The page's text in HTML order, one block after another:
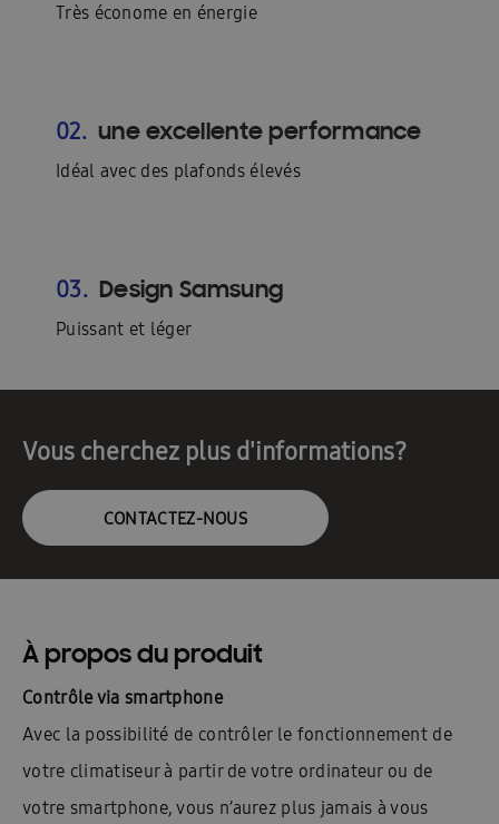
Très économe en énergie
02. une excellente performance
Idéal avec des plafonds élevés
03. Design Samsung
Puissant et léger
Vous cherchez plus d'informations?
CONTACTEZ-NOUS
À propos du produit
Contrôle via smartphone
Avec la possibilité de contrôler le fonctionnement de
votre climatiseur à partir de votre ordinateur ou de
votre smartphone, vous n’aurez plus jamais à vous